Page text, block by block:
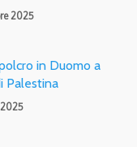
2025
in Duomo a
Palestina